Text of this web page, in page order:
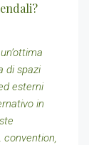
di spazi
esterni
in